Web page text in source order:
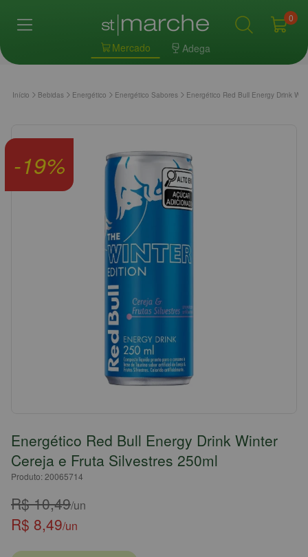
Mercado Adega
0
Início Bebidas Energético Energético Sabores Energético Red Bull Energy Drink
-19%
Energético Red Bull Energy Drink Winter
Cereja e Fruta Silvestres 250ml
Produto: 20065714
R$ 10,49/un
R$ 8,49/un